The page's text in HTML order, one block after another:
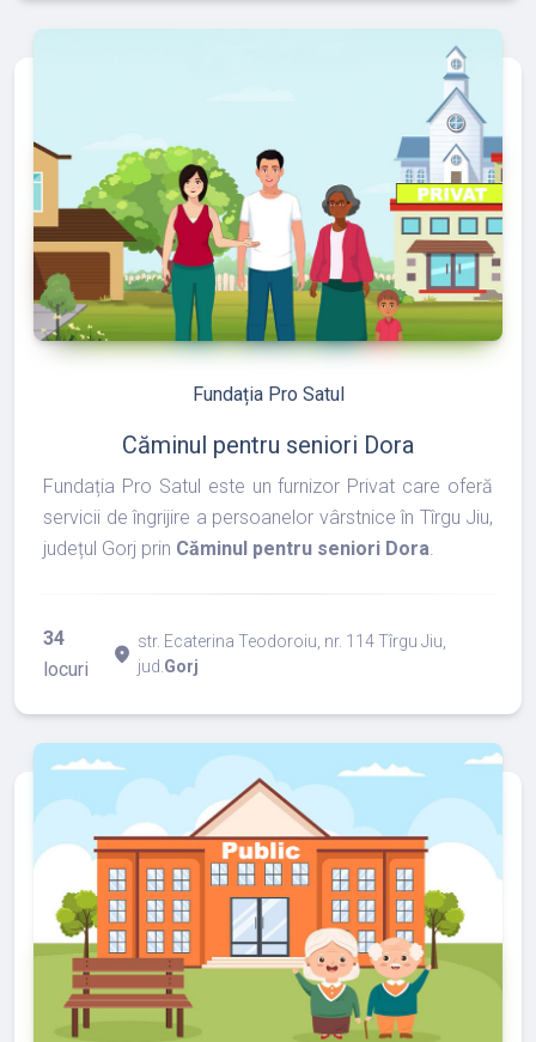
refresh edit
Fundația Pro Satul
Căminul pentru seniori Dora
Fundația Pro Satul este un furnizor Privat care oferă
servicii de îngrijire a persoanelor vârstnice în Tîrgu Jiu,
județul Gorj prin Căminul pentru seniori Dora
34
locuri
place
str. Ecaterina Teodoroiu, nr. 114 Tîrgu Jiu,
jud. Gorj
edit